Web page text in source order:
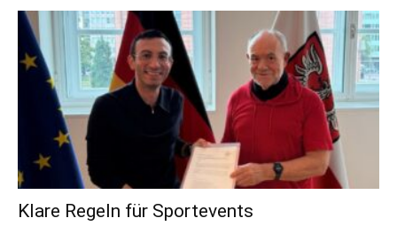
Klare Regeln für Sportevents